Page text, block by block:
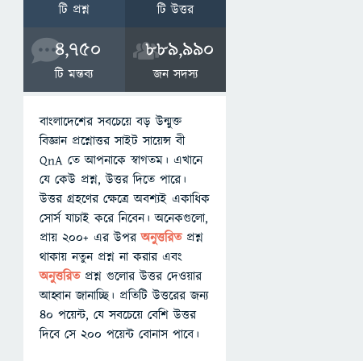
টি প্রশ্ন টি উত্তর
4,750
টি মন্তব্য
889,990
জন সদস্য
বাংলাদেশের সবচেয়ে বড় উন্মুক্ত
বিজ্ঞান প্রশ্নোত্তর সাইট সায়েন্স বী
QnA তে আপনাকে স্বাগতম। এখানে
যে কেউ প্রশ্ন, উত্তর দিতে পারে।
উত্তর গ্রহণের ক্ষেত্রে অবশ্যই একাধিক
সোর্স যাচাই করে নিবেন। অনেকগুলো,
প্রায় ২০০+ এর উপরঅনুত্তরিতপ্রশ্ন
থাকায় নতুন প্রশ্ন না করার এবং
অনুত্তরিত প্রশ্ন গুলোর উত্তর দেওয়ার
আহ্বান জানাচ্ছি। প্রতিটি উত্তরের জন্য
৪০ পয়েন্ট, যে সবচেয়ে বেশি উত্তর
দিবে সে ২০০ পয়েন্ট বোনাস পাবে।